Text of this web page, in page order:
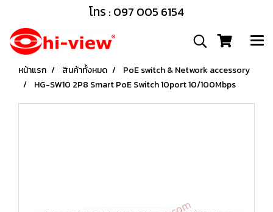
โทร : 097 005 6154
หน้าแรก สินค้าทั้งหมด
PoE switch & Network accessory
HG-SW10 2P8 Smart PoE Switch 10port 10/100Mbps